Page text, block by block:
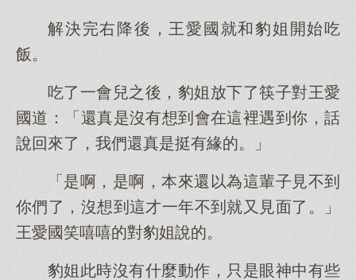
解決完右降後，王愛國就和豹姐開始吃
飯。
吃了一會兒之後，豹姐放下了筷子對王愛
國道：「還真是沒有想到會在這裡遇到你，話
說回來了，我們還真是挺有緣的。」
「是啊，是啊，本來還以為這輩子見不到
你們了，沒想到這才一年不到就又見面了。」
王愛國笑嘻嘻的對豹姐說的。
豹姐此時沒有什麼動作，只是眼神中有些